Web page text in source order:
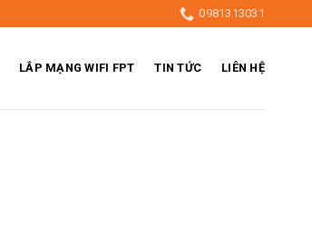
0981313031
LẮP MẠNG WIFI FPT TIN TỨC LIÊN HỆ